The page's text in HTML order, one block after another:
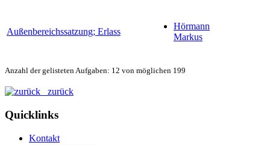
Außenbereichssatzung; Erlass
Hörmann
Markus
Anzahl der gelisteten Aufgaben: 12 von möglichen 199
zurück
Quicklinks
Kontakt